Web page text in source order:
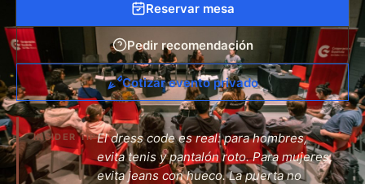
Reservar mesa
Pedir recomendación
Cotizar evento privado
INSIDER TIPEl dress code es real: para hombres,
evita tenis y pantalón roto. Para mujeres,
evita jeans con hueco. La puerta no